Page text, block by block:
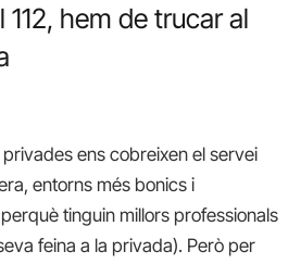
hem de trucar al
ens cobreixen el servei
entorns més bonics i
tinguin millors professionals
feina a la privada). Però per